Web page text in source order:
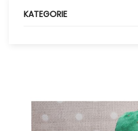
KATEGORIE